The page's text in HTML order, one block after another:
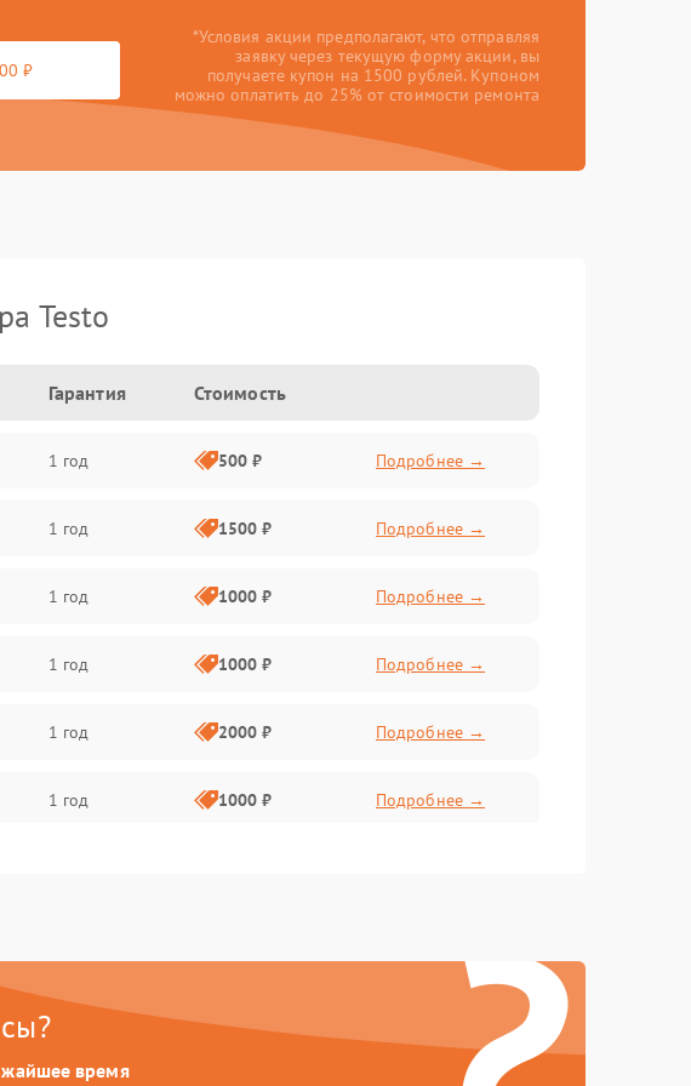
₽
*Условия акции предполагают, что отправляя
заявку через текущую форму акции, вы
получаете купон на 1500 рублей. Купоном
можно оплатить до 25% от стоимости ремонта
Testo
Гарантия Стоимость
1 год 500 ₽ Подробнее →
1 год 1500 ₽ Подробнее →
1 год 1000 ₽ Подробнее →
1 год 1000 ₽ Подробнее →
1 год 2000 ₽ Подробнее →
1 год 1000 ₽ Подробнее →
1 год 1500 ₽
время